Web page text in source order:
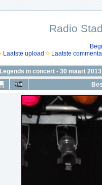
Radio
Laatste upload Laatste
Legends in concert - 30 maart 2013